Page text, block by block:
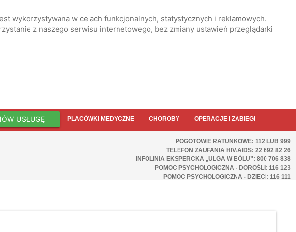
wykorzystywana w celach funkcjonalnych, statystycznych i reklamowych.
z naszego serwisu internetowego, bez zmiany ustawień przeglądarki
USŁUGĘ PLACÓWKI MEDYCZNE CHOROBY OPERACJE I ZABIEGI
POGOTOWIE RATUNKOWE: 112 LUB 999
TELEFON ZAUFANIA HIV/AIDS: 22 692 82 26
INFOLINIA EKSPERCKA „ULGA W BÓLU”: 800 706 838
POMOC PSYCHOLOGICZNA - DOROŚLI: 116 123
POMOC PSYCHOLOGICZNA - DZIECI: 116 111